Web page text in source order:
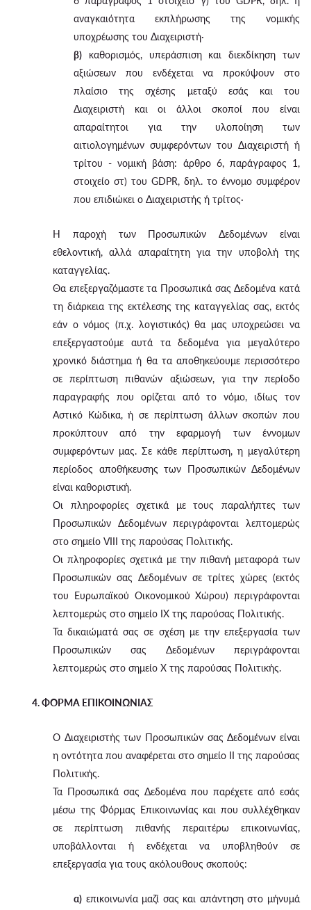
αναγκαιότητα εκπλήρωσης της νομικής
υποχρέωσης του Διαχειριστή·
β) καθορισμός, υπεράσπιση και διεκδίκηση των
αξιώσεων που ενδέχεται να προκύψουν στο
πλαίσιο της σχέσης μεταξύ εσάς και του
Διαχειριστή και οι άλλοι σκοποί που είναι
απαραίτητοι για την υλοποίηση των
αιτιολογημένων συμφερόντων του Διαχειριστή ή
τρίτου - νομική βάση: άρθρο 6, παράγραφος 1,
στοιχείο στ) του GDPR, δηλ. το έννομο συμφέρον
που επιδιώκει ο Διαχειριστής ή τρίτος·
Η παροχή των Προσωπικών Δεδομένων είναι
εθελοντική, αλλά απαραίτητη για την υποβολή της
καταγγελίας.
Θα επεξεργαζόμαστε τα Προσωπικά σας Δεδομένα κατά
τη διάρκεια της εκτέλεσης της καταγγελίας σας, εκτός
εάν ο νόμος (π.χ. λογιστικός) θα μας υποχρεώσει να
επεξεργαστούμε αυτά τα δεδομένα για μεγαλύτερο
χρονικό διάστημα ή θα τα αποθηκεύουμε περισσότερο
σε περίπτωση πιθανών αξιώσεων, για την περίοδο
παραγραφής που ορίζεται από το νόμο, ιδίως τον
Αστικό Κώδικα, ή σε περίπτωση άλλων σκοπών που
προκύπτουν από την εφαρμογή των έννομων
συμφερόντων μας. Σε κάθε περίπτωση, η μεγαλύτερη
περίοδος αποθήκευσης των Προσωπικών Δεδομένων
είναι καθοριστική.
Οι πληροφορίες σχετικά με τους παραλήπτες των
Προσωπικών Δεδομένων περιγράφονται λεπτομερώς
στο σημείο VIII της παρούσας Πολιτικής.
Οι πληροφορίες σχετικά με την πιθανή μεταφορά των
Προσωπικών σας Δεδομένων σε τρίτες χώρες (εκτός
του Ευρωπαϊκού Οικονομικού Χώρου) περιγράφονται
λεπτομερώς στο σημείο IX της παρούσας Πολιτικής.
Τα δικαιώματά σας σε σχέση με την επεξεργασία των
Προσωπικών σας Δεδομένων περιγράφονται
λεπτομερώς στο σημείο X της παρούσας Πολιτικής.
4. ΦΟΡΜΑ ΕΠΙΚΟΙΝΩΝΙΑΣ
Ο Διαχειριστής των Προσωπικών σας Δεδομένων είναι
η οντότητα που αναφέρεται στο σημείο II της παρούσας
Πολιτικής.
Τα Προσωπικά σας Δεδομένα που παρέχετε από εσάς
μέσω της Φόρμας Επικοινωνίας και που συλλέχθηκαν
σε περίπτωση πιθανής περαιτέρω επικοινωνίας,
υποβάλλονται ή ενδέχεται να υποβληθούν σε
επεξεργασία για τους ακόλουθους σκοπούς:
α) επικοινωνία μαζί σας και απάντηση στο μήνυμά